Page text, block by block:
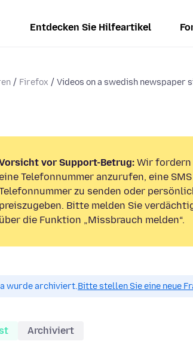
Entdecken Sie Hilfeartikel
Firefox Videos on a swedish newspaper
vor Support-Betrug: Wir fordern
Telefonnummer anzurufen, eine
zu senden oder
preiszugeben. Bitte melden Sie
über die Funktion „Missbrauch melden“.
wurde archiviert.Bitte stellen Sie eine neue
Archiviert